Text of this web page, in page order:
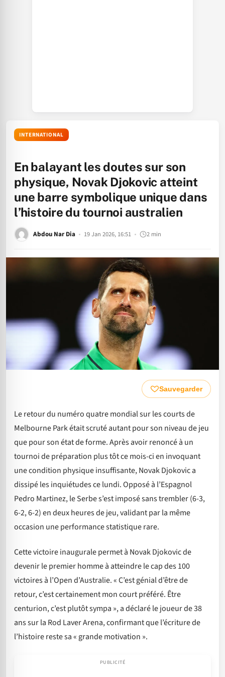
INTERNATIONAL
En balayant les doutes sur son
physique, Novak Djokovic atteint
une barre symbolique unique dans
l’histoire du tournoi australien
Abdou Nar Dia 19 Jan 2026, 16:51 2 min
Sauvegarder
Le retour du numéro quatre mondial sur les courts de
Melbourne Park était scruté autant pour son niveau de jeu
que pour son état de forme. Après avoir renoncé à un
tournoi de préparation plus tôt ce mois-ci en invoquant
une condition physique insuffisante, Novak Djokovic a
dissipé les inquiétudes ce lundi. Opposé à l’Espagnol
Pedro Martinez, le Serbe s’est imposé sans trembler (6-3,
6-2, 6-2) en deux heures de jeu, validant par la même
occasion une performance statistique rare.
Cette victoire inaugurale permet à Novak Djokovic de
devenir le premier homme à atteindre le cap des 100
victoires à l’Open d’Australie. « C’est génial d’être de
retour, c’est certainement mon court préféré. Être
centurion, c’est plutôt sympa », a déclaré le joueur de 38
ans sur la Rod Laver Arena, confirmant que l’écriture de
l’histoire reste sa « grande motivation ».